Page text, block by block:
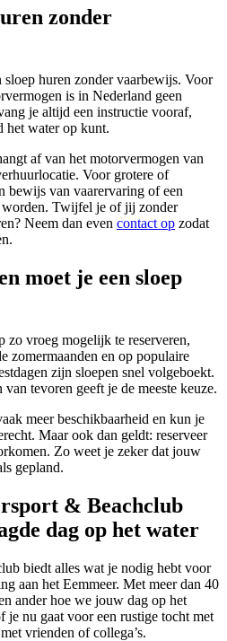
zonder
huren zonder vaarbewijs. Voor
is in Nederland geen
je altijd een instructie vooraf,
het water op kunt.
af van het motorvermogen van
Voor grotere of
bewijs van vaarervaring of een
Twijfel je of jij zonder
Neem dan even contact op zodat
moet je een sloep
zo vroeg mogelijk te reserveren,
zomermaanden en op populaire
zijn sloepen snel volgeboekt.
tevoren geeft je de meeste keuze.
meer beschikbaarheid en kun je
Maar ook dan geldt: reserveer
Zo weet je zeker dat jouw
gepland.
& Beachclub
dag op het water
biedt alles wat je nodig hebt voor
aan het Eemmeer. Met meer dan 40
ander hoe we jouw dag op het
je nu gaat voor een rustige tocht met
vrienden of collega’s.